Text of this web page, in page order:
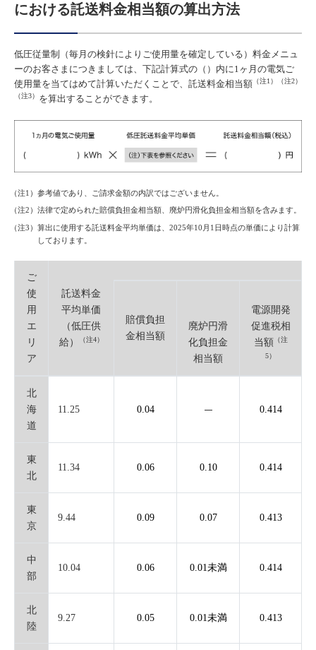
における託送料金相当額の算出方法
低圧従量制（毎月の検針によりご使用量を確定している）料金メニュ
ーのお客さまにつきましては、下記計算式の（）内に1ヶ月の電気ご
使用量を当てはめて計算いただくことで、託送料金相当額 （注1）（注2）
（注3） を算出することができます。
（注1）参考値であり、ご請求金額の内訳ではございません。
（注2）法律で定められた賠償負担金相当額、廃炉円滑化負担金相当額を含みます。
（注3）算出に使用する託送料金平均単価は、2025年10月1日時点の単価により計算
しております。
ご
使
用
エ
リ
ア
託送料金
平均単価
（低圧供
給）
（注4）
賠償負担
金相当額
廃炉円滑
化負担金
相当額
電源開発
促進税相
当額（注
5）
北
海
道
11.25 0.04 0.414
東
北
11.34 0.06 0.10 0.414
東
京
9.44 0.09 0.07 0.413
中
部
10.04 0.06 0.01未満 0.414
北
陸
9.27 0.05 0.01未満 0.413